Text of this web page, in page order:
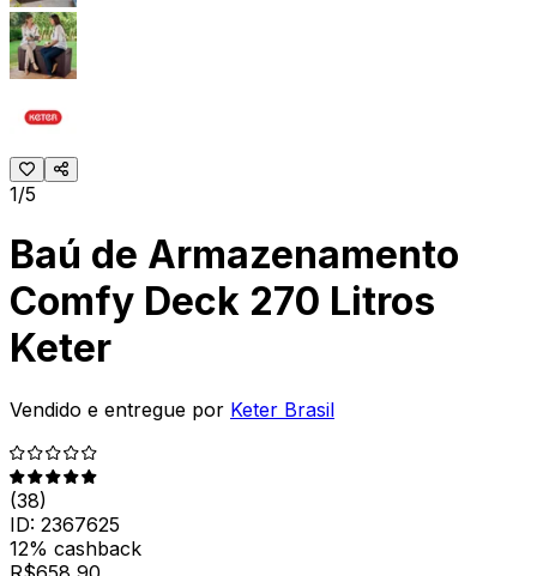
1/5
Baú de Armazenamento
Comfy Deck 270 Litros
Keter
Vendido e entregue por Keter Brasil
(38)
ID: 2367625
12% cashback